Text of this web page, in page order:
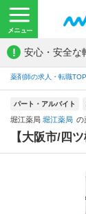
! 安心・安全な
薬剤師の求人・転職TOP
パート・アルバイト
堀江薬局 堀江薬局 の
【大阪市/四